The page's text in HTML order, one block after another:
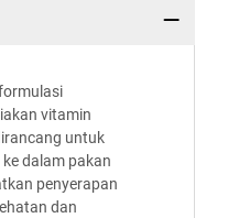
vitamin
untuk
dalam pakan
penyerapan
dan